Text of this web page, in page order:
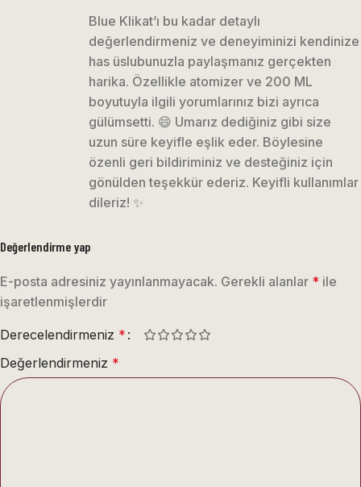
Blue Klikat’ı bu kadar detaylı
değerlendirmeniz ve deneyiminizi kendinize
has üslubunuzla paylaşmanız gerçekten
harika. Özellikle atomizer ve 200 ML
boyutuyla ilgili yorumlarınız bizi ayrıca
gülümsetti. 😄 Umarız dediğiniz gibi size
uzun süre keyifle eşlik eder. Böylesine
özenli geri bildiriminiz ve desteğiniz için
gönülden teşekkür ederiz. Keyifli kullanımlar
dileriz! ✨
Değerlendirme yap
E-posta adresiniz yayınlanmayacak. Gerekli alanlar * ile
işaretlenmişlerdir
Derecelendirmeniz *
Değerlendirmeniz *